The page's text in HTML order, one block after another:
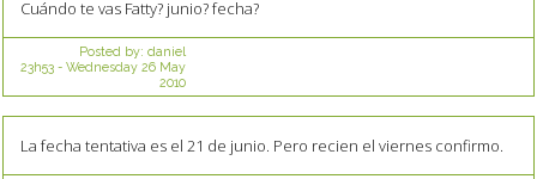
Cuándo te vas Fatty? junio? fecha?
Posted by: daniel
23h53- Wednesday 26 May
2010
La fecha tentativa es el 21 de junio. Pero recien el viernes confirmo.